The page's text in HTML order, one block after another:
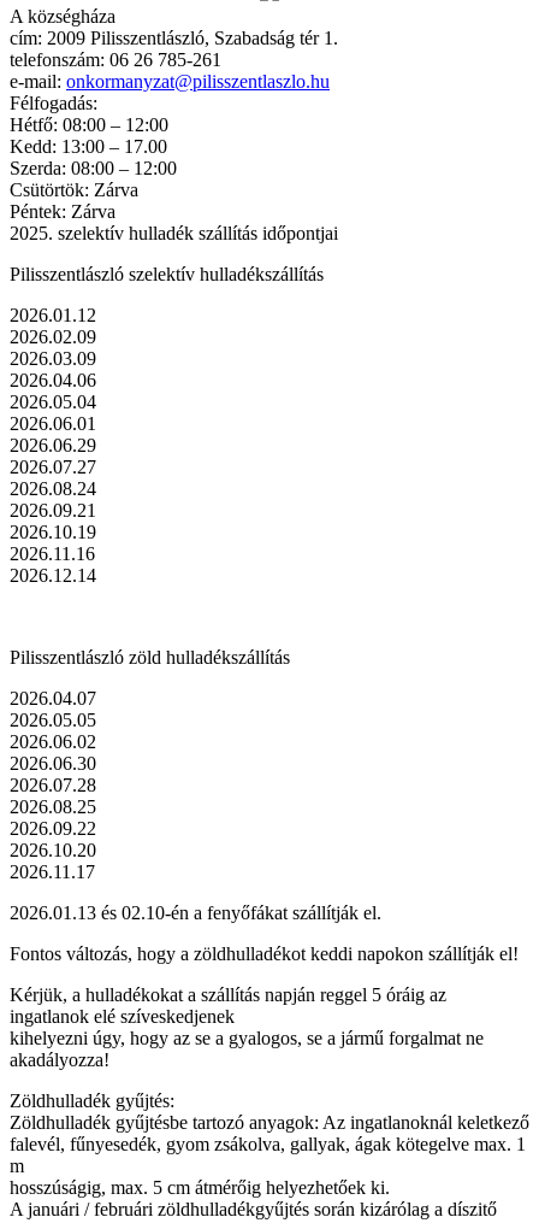
A községháza
cím: 2009 Pilisszentlászló, Szabadság tér 1.
telefonszám: 06 26 785-261
e-mail: onkormanyzat@pilisszentlaszlo.hu
Félfogadás:
Hétfő: 08:00 – 12:00
Kedd: 13:00 – 17.00
Szerda: 08:00 – 12:00
Csütörtök: Zárva
Péntek: Zárva
2025. szelektív hulladék szállítás időpontjai
Pilisszentlászló szelektív hulladékszállítás
2026.01.12
2026.02.09
2026.03.09
2026.04.06
2026.05.04
2026.06.01
2026.06.29
2026.07.27
2026.08.24
2026.09.21
2026.10.19
2026.11.16
2026.12.14
Pilisszentlászló zöld hulladékszállítás
2026.04.07
2026.05.05
2026.06.02
2026.06.30
2026.07.28
2026.08.25
2026.09.22
2026.10.20
2026.11.17
2026.01.13 és 02.10-én a fenyőfákat szállítják el.
Fontos változás, hogy a zöldhulladékot keddi napokon szállítják el!
Kérjük, a hulladékokat a szállítás napján reggel 5 óráig az
ingatlanok elé szíveskedjenek
kihelyezni úgy, hogy az se a gyalogos, se a jármű forgalmat ne
akadályozza!
Zöldhulladék gyűjtés:
Zöldhulladék gyűjtésbe tartozó anyagok: Az ingatlanoknál keletkező
falevél, fűnyesedék, gyom zsákolva, gallyak, ágak kötegelve max. 1
m
hosszúságig, max. 5 cm átmérőig helyezhetőek ki.
A januári / februári zöldhulladékgyűjtés során kizárólag a díszitő